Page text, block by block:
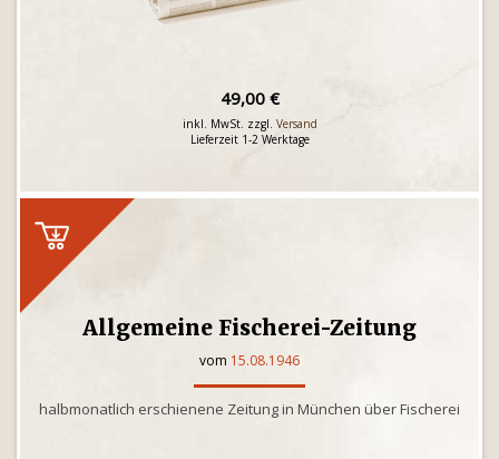
49,00 €
inkl. MwSt. zzgl. Versand
Lieferzeit 1-2 Werktage
Allgemeine Fischerei-Zeitung
vom 15.08.1946
halbmonatlich erschienene Zeitung in München über Fischerei